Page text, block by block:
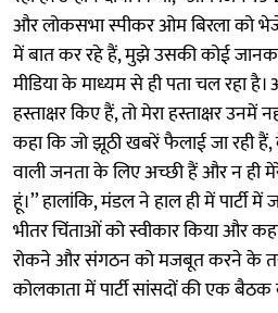
और लोकसभा स्पीकर ओम बिरला को
में बात कर रहे हैं, मुझे उसकी कोई
मीडिया के माध्यम से ही पता चल रहा
हस्ताक्षर किए हैं, तो मेरा हस्ताक्षर उनमें
कहा कि जो झूठी खबरें फैलाई जा रही
वाली जनता के लिए अच्छी हैं और न ही
हूं।’’ हालांकि, मंडल ने हाल ही में पार्टी
भीतर चिंताओं को स्वीकार किया और
रोकने और संगठन को मजबूत करने के
कोलकाता में पार्टी सांसदों की एक बैठक